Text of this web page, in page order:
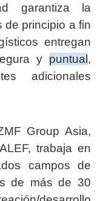
garantiza la
de principio a fin
entregan
y puntual,
adicionales
Group Asia,
trabaja en
campos de
de más de 30